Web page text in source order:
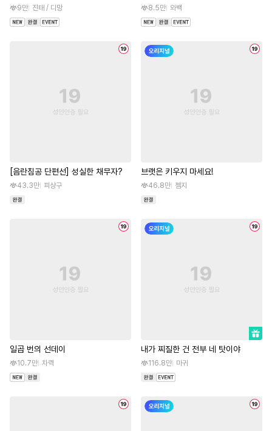
9만 진태 / 디망 8.5만 와백
[음란침공 단편선] 성실한 채무자?
43.3만 피상구
브랫은 키우지 마세요!
46.8만 쳄지
일곱 번의 선데이
10.7만 차력
내가 찌질한 건 전부 네 탓이야
116.8만 마귀